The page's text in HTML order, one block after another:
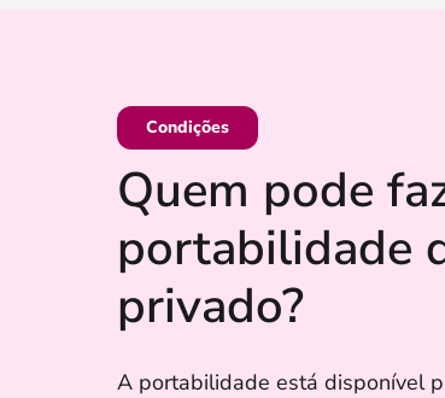
Condições
Quem pode
portabilidade
privado?
A portabilidade está disponível